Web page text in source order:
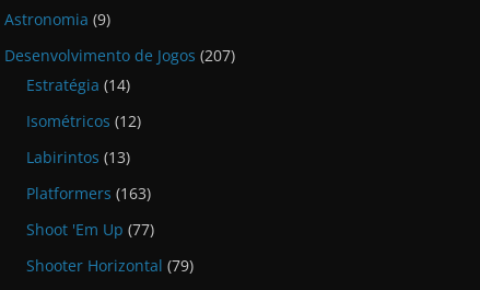
Astronomia (9)
Desenvolvimento de Jogos (207)
Estratégia (14)
Isométricos (12)
Labirintos (13)
Platformers (163)
Shoot 'Em Up (77)
Shooter Horizontal (79)